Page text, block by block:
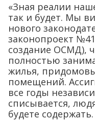
«Зная реалии
так и будет. Мы
нового
законопроект
создание ОСМД),
полностью
жилья,
помещений.
все годы
списывается,
будете содержать.